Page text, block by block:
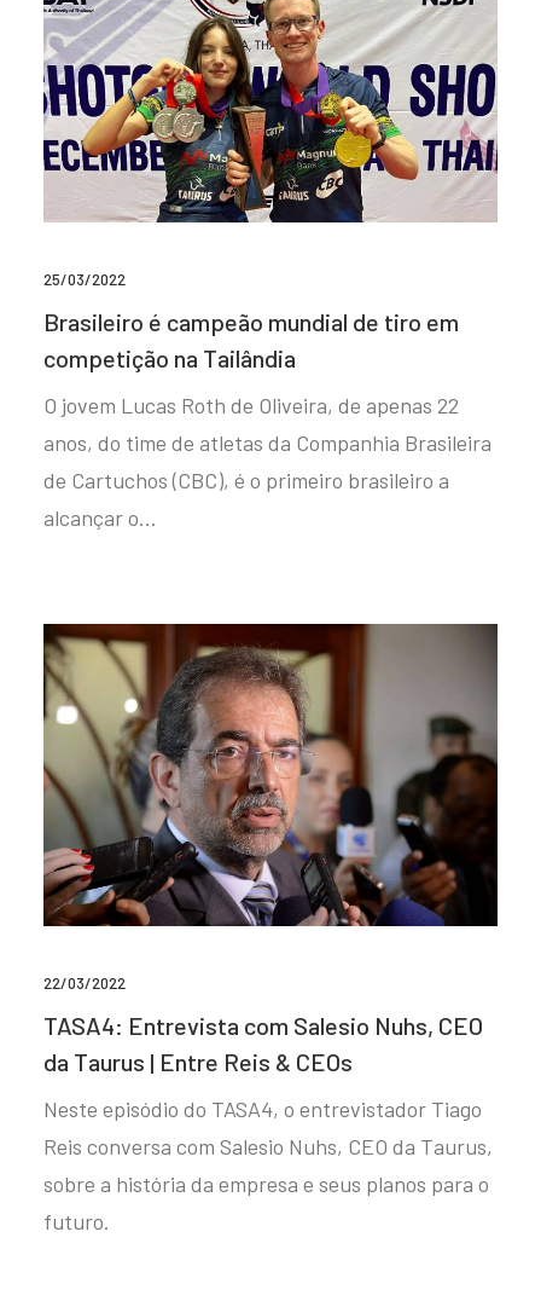
25/03/2022
Brasileiro é campeão mundial de tiro em
competição na Tailândia
O jovem Lucas Roth de Oliveira, de apenas 22
anos, do time de atletas da Companhia Brasileira
de Cartuchos (CBC), é o primeiro brasileiro a
alcançar o…
22/03/2022
TASA4: Entrevista com Salesio Nuhs, CEO
da Taurus | Entre Reis & CEOs
Neste episódio do TASA4, o entrevistador Tiago
Reis conversa com Salesio Nuhs, CEO da Taurus,
sobre a história da empresa e seus planos para o
futuro.